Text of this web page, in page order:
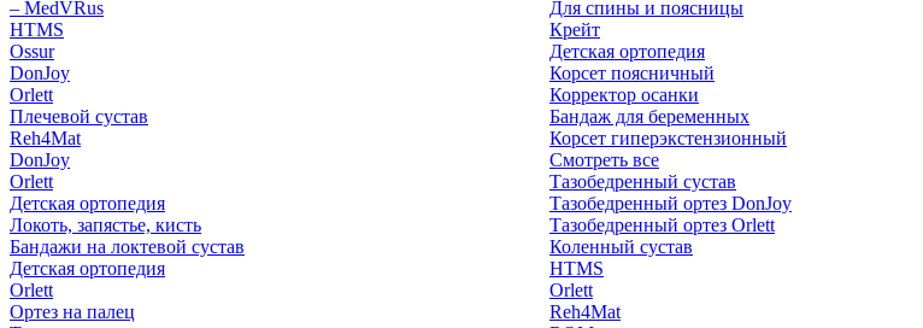
– MedVRus
HTMS
Ossur
DonJoy
Orlett
Плечевой сустав
Reh4Mat
DonJoy
Orlett
Детская ортопедия
Локоть, запястье, кисть
Бандажи на локтевой сустав
Детская ортопедия
Orlett
Ортез на палец
Для спины и поясницы
Крейт
Детская ортопедия
Корсет поясничный
Корректор осанки
Бандаж для беременных
Корсет гиперэкстензионный
Смотреть все
Тазобедренный сустав
Тазобедренный ортез DonJoy
Тазобедренный ортез Orlett
Коленный сустав
HTMS
Orlett
Reh4Mat